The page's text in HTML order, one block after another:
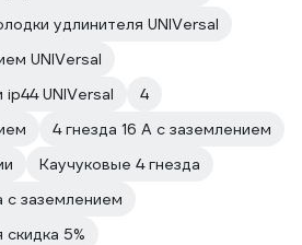
удлинителя UNIVersal
UNIVersal
UNIVersal
4
4 гнезда 16 А с заземлением
Каучуковые 4 гнезда
с заземлением
5%